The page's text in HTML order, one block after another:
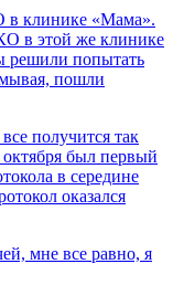
в клинике «Мама».
в этой же клинике
решили попытать
пошли
получится так
был первый
в середине
оказался
мне все равно, я